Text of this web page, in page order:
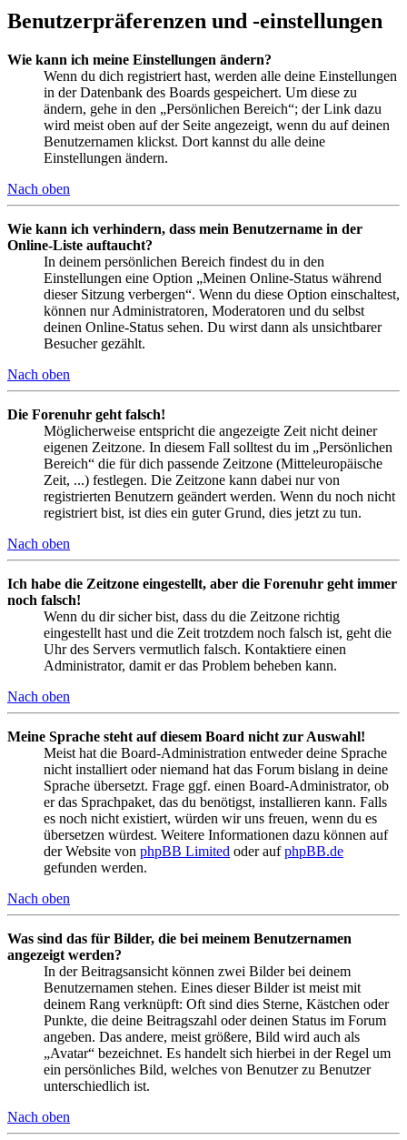
Benutzerpräferenzen und -einstellungen
Wie kann ich meine Einstellungen ändern?
Wenn du dich registriert hast, werden alle deine Einstellungen
in der Datenbank des Boards gespeichert. Um diese zu
ändern, gehe in den „Persönlichen Bereich“; der Link dazu
wird meist oben auf der Seite angezeigt, wenn du auf deinen
Benutzernamen klickst. Dort kannst du alle deine
Einstellungen ändern.
Nach oben
Wie kann ich verhindern, dass mein Benutzername in der
Online-Liste auftaucht?
In deinem persönlichen Bereich findest du in den
Einstellungen eine Option „Meinen Online-Status während
dieser Sitzung verbergen“. Wenn du diese Option einschaltest,
können nur Administratoren, Moderatoren und du selbst
deinen Online-Status sehen. Du wirst dann als unsichtbarer
Besucher gezählt.
Nach oben
Die Forenuhr geht falsch!
Möglicherweise entspricht die angezeigte Zeit nicht deiner
eigenen Zeitzone. In diesem Fall solltest du im „Persönlichen
Bereich“ die für dich passende Zeitzone (Mitteleuropäische
Zeit, ...) festlegen. Die Zeitzone kann dabei nur von
registrierten Benutzern geändert werden. Wenn du noch nicht
registriert bist, ist dies ein guter Grund, dies jetzt zu tun.
Nach oben
Ich habe die Zeitzone eingestellt, aber die Forenuhr geht immer
noch falsch!
Wenn du dir sicher bist, dass du die Zeitzone richtig
eingestellt hast und die Zeit trotzdem noch falsch ist, geht die
Uhr des Servers vermutlich falsch. Kontaktiere einen
Administrator, damit er das Problem beheben kann.
Nach oben
Meine Sprache steht auf diesem Board nicht zur Auswahl!
Meist hat die Board-Administration entweder deine Sprache
nicht installiert oder niemand hat das Forum bislang in deine
Sprache übersetzt. Frage ggf. einen Board-Administrator, ob
er das Sprachpaket, das du benötigst, installieren kann. Falls
es noch nicht existiert, würden wir uns freuen, wenn du es
übersetzen würdest. Weitere Informationen dazu können auf
der Website von phpBB Limited oder aufphpBB.de
gefunden werden.
Nach oben
Was sind das für Bilder, die bei meinem Benutzernamen
angezeigt werden?
In der Beitragsansicht können zwei Bilder bei deinem
Benutzernamen stehen. Eines dieser Bilder ist meist mit
deinem Rang verknüpft: Oft sind dies Sterne, Kästchen oder
Punkte, die deine Beitragszahl oder deinen Status im Forum
angeben. Das andere, meist größere, Bild wird auch als
„Avatar“ bezeichnet. Es handelt sich hierbei in der Regel um
ein persönliches Bild, welches von Benutzer zu Benutzer
unterschiedlich ist.
Nach oben